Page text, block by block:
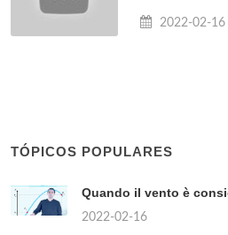
2022-02-16
TÓPICOS POPULARES
Quando il vento è
2022-02-16